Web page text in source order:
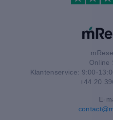
Online
Klantenservice: 9:00-
+44 20
E-